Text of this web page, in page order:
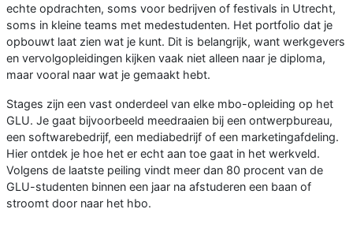
echte opdrachten, soms voor bedrijven of festivals in Utrecht,
soms in kleine teams met medestudenten. Het portfolio dat je
opbouwt laat zien wat je kunt. Dit is belangrijk, want werkgevers
en vervolgopleidingen kijken vaak niet alleen naar je diploma,
maar vooral naar wat je gemaakt hebt.
Stages zijn een vast onderdeel van elke mbo-opleiding op het
GLU. Je gaat bijvoorbeeld meedraaien bij een ontwerpbureau,
een softwarebedrijf, een mediabedrijf of een marketingafdeling.
Hier ontdek je hoe het er echt aan toe gaat in het werkveld.
Volgens de laatste peiling vindt meer dan 80 procent van de
GLU-studenten binnen een jaar na afstuderen een baan of
stroomt door naar het hbo.